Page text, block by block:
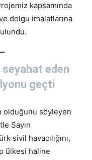
kapsamında
dolgu imalatlarına
seyahat eden
geçti
olduğunu söyleyen
Sayın
sivil havacılığını,
ülkesi haline